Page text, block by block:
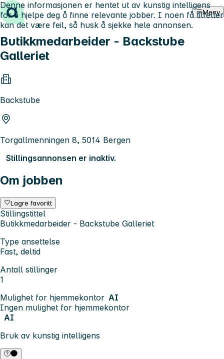
Hopp til innhold Meny
Butikkmedarbeider - Backstube
Galleriet
Backstube
Torgallmenningen 8, 5014 Bergen
Stillingsannonsen er inaktiv.
Om jobben
Lagre favoritt
Stillingstittel
Butikkmedarbeider - Backstube Galleriet
Type ansettelse
Fast, deltid
Antall stillinger
1
Mulighet for hjemmekontor AI
Ingen mulighet for hjemmekontor
AI
Bruk av kunstig intelligens
Denne informasjonen er hentet ut av kunstig intelligens
for å hjelpe deg å finne relevante jobber. I noen få tilfeller
kan det være feil, så husk å sjekke hele annonsen.